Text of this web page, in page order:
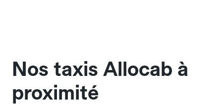
Nos taxis Allocab à
proximité